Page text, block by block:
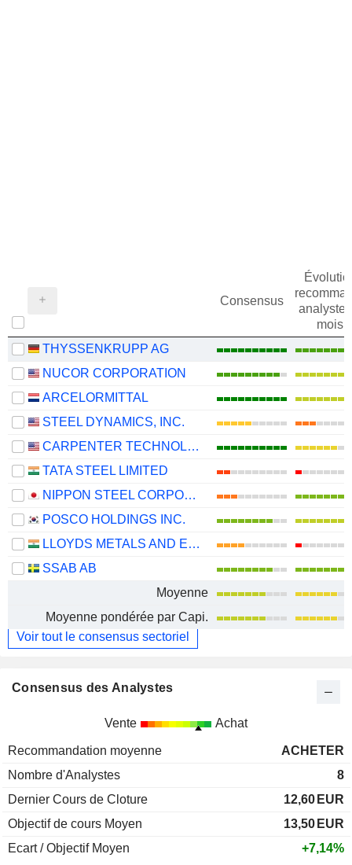
Consensus
mois
THYSSENKRUPP AG
NUCOR CORPORATION
ARCELORMITTAL
STEEL DYNAMICS, INC.
CARPENTER TECHNOLOGY CORPORATION
TATA STEEL LIMITED
NIPPON STEEL CORPORATION
POSCO HOLDINGS INC.
LLOYDS METALS AND ENERGY LIMITED
SSAB AB
Moyenne
Moyenne pondérée par Capi.
Voir tout le consensus sectoriel
Consensus des Analystes
Vente Achat
Recommandation moyenne
ACHETER
Nombre d'Analystes
8
Dernier Cours de Cloture
12,60 EUR
Objectif de cours Moyen
13,50 EUR
Ecart / Objectif Moyen
+7,14%